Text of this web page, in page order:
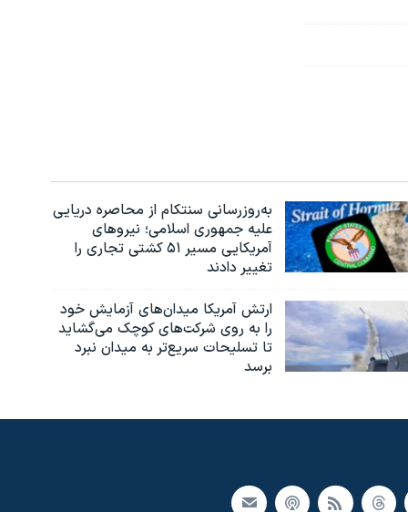
به‌روزرسانی سنتکام از محاصره دریایی
علیه جمهوری اسلامی؛ نیروهای
آمریکایی مسیر ۵۱ کشتی تجاری را
تغییر دادند
ارتش آمریکا میدان‌های آزمایش خود
را به روی شرکت‌های کوچک می‌گشاید
تا تسلیحات سریع‌تر به میدان نبرد
برسد